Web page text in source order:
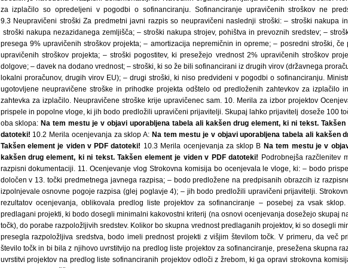
Na tem mestu je v objavi uporabljena tabela ali kakšen drug element, ki ni tekst.
datoteki! 10.2 Merila ocenjevanja za sklop A: Na tem mestu je v objavi uporabljena tabela ali kakšen
Takšen element je viden v PDF datoteki! 10.3 Merila ocenjevanja za sklop B Na tem mestu je v
kakšen drug element, ki ni tekst. Takšen element je viden v PDF datoteki! Podrobnejša razčlenitev meril za ocenjevanje je v razpisni dokumentaciji. 11. Ocenjevanje vlog Strokovna komisija bo ocenjevala le vloge, ki: – bodo prispele pravočasno, na način določen v 13. točki predmetnega javnega razpisa; – bodo predložene na predpisanih obrazcih iz razpisne dokumentacije; – bodo izpolnjevale osnovne pogoje razpisa (glej poglavje 4); – jih bodo predložili upravičeni prijavitelji. Strokovna komisija bo, na osnovi rezultatov ocenjevanja, oblikovala predlog liste projektov za sofinanciranje – posebej za vsak sklop. Za sofinanciranje bodo predlagani projekti, ki bodo dosegli minimalni kakovostni kriterij (na osnovi ocenjevanja dosežejo skupaj najmanj 50% vseh možnih točk), do porabe razpoložljivih sredstev. Kolikor bo skupna vrednost predlaganih projektov, ki so dosegli minimalni kakovostni kriterij presegla razpoložljiva sredstva, bodo imeli prednost projekti z višjim številom točk. V primeru, da več prijaviteljev doseže enako število točk in bi bila z njihovo uvrstitvijo na predlog liste projektov za sofinanciranje, presežena skupna razpoložljiva sredstva, se o uvrstitvi projektov na predlog liste sofinanciranih projektov odloči z žrebom, ki ga opravi strokovna komisija. Vloge se bodo najprej ocenjevale s stališča skladnosti s cilji prednostne usmeritve: Spodbujanje razvoja nevladnih organizacij, civilnega in socialnega dialoga, Operativnega programa razvoja človeških virov za obdobje 2007–2013 ter vpliva na spodbujanje trajnostnega razvoja in enake možnosti. Kolikor bo strokovna komisija ugotovila, da projekt ni skladen s cilji prednostne usmeritve ali izkazuje negativen vpliv na trajnostni razvoj ali enake možnosti, bo projekt izločila iz nadaljnjega ocenjevanja. V primeru, da bo upravičenec v prijavi kot upravičene navedel tudi stroške, ki niso upravičeni do sofinanciranja iz Evropskega socialnega sklada, bo strokovna komisija ustrezno znižala višino sofinanciranja ter prijavitelju predlagala nižjo višino sofinanciranja od zaprošene. Če se prijavitelj ne bo strinjal s predlogom, se šteje, da odstopa od vloge. V primeru, da bo upravičenec v prijavi prijavil prihodke projekta, bo strokovna komisija ustrezno znižala višino sofinanciranja ter upravičencu predlagala nižjo višino sofinanciranja od zaprošene. Če se prijavitelj ne bo strinjal s predlogom, se šteje, da odstopa od vloge. Posredniško telo lahko preostala razpoložljiva sredstva ponudi naslednjemu najvišje pozitivno ocenjenemu upravičencu. O dodelitvi sredstev bo, na predlog strokovne komisije, s sklepom odločil predstojnik Ministrstva za javno upravo. 11.1 Dodatno določilo za ocenjevanje projektov iz sklopa B V okviru sklopa B – podpora projektom regionalnih NVO stičišč – bo za isto geografsko območje (statistična regija klasifikacija NUTS III) sofinanciran največ en projekt. Kolikor bo za isto geografsko področje predloženih več projektov, bo sofinanciran projekt, ki bo v postopku ocenjevanja pridobil najvišje število točk. 12. Zavrnitev in zavržba vlog 12.1 Zavržba vlog Strokovna komisija bo predlagala, da se zavržejo vloge: – ki ne bodo poslane v roku in na način predpisan v 13. točki besedila razpisa; – ki ne bodo vsebovale vseh dokazil in drugih sestavin, ki jih zahteva besedilo razpisa in razpisne dokumentacije za razpisno področje in ne bodo dopolnjene v roku za dopolnitev vloge (nepopolne vloge); – ki bodo nepravilno izpolnjene in označene. 12.2 Zavrnitev vlog Zavrnjene bodo vloge: – tistih upravičencev, ki ne bodo izpolnjevali osnovnih pogojev, določenih v besedilu razpisa in razpisne dokumentacije za razpisano področje; – ki jih bo strokovna komisija na podlagi meril za ocenjevanje izločila; – ki ne bodo upoštevale omejitev glede zaprošene višine sofinanciranja; – ki bodo glede na merila pozitivno ocenjene, vendar bodo razpoložljiva sredstva že razdeljena med relativno boljše ocenjene vloge. 13. Rok in način prijave na razpis Rok za oddajo prijav je 30 dni po objavi tega razpisa v Uradnem listu Republike Slovenije oziroma do vključno 11. februarja 2008. Vloga mora biti oddana na prijavnih obrazcih, ki so del razpisne dokumentacije in mora vsebovati vse zahtevane priloge in podatke, določene v razpisni dokumentaciji. Vloge na razpis morajo, ne glede na način oddaje, prispeti na naslov: Ministrstvo za javno upravo, Tržaška 21, 1000 Ljubljana, najkasneje do 11. 2. 2008 do 13. ure. Vloge, ki bodo prispele po tem roku se štejejo kot prepozne in bodo upravičencu vrnjene neodprte. Vlogo je potrebno poslati v zaprtem ovitku, ki mora biti označen: »Ne odpiraj! – Vloga Javni razpis za sofinanciranje projektov horizontalnih mrežnih NVO in regionalnih NVO stičišč – Sklop A ali Sklop B (navedite samo sklop, na katerega se prijavljate)«. Uporabite obrazec za označbo vloge (Razpisna dokumentacija – priloga št. 4). Posamezni prijavitelj lahko na javni razpis, ne glede na sklop, predloži eno vlogo za sofinanciranje. Kolikor bo prijavitelj predložil več vlog za sofinanciranje, bo upoštevana tista vloga, ki bo na ministrstvu